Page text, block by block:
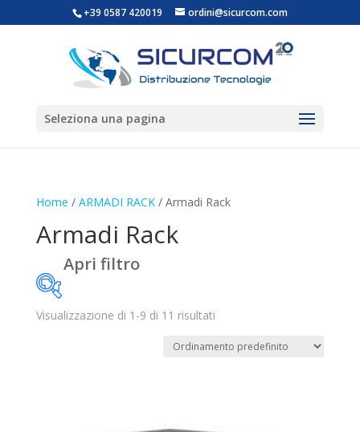
+39 0587 420019 ordini@sicurcom.com
Seleziona una pagina
Home / ARMADI RACK/ Armadi Rack
Armadi Rack
Apri filtro
Visualizzazione di 1-9 di 11 risultati